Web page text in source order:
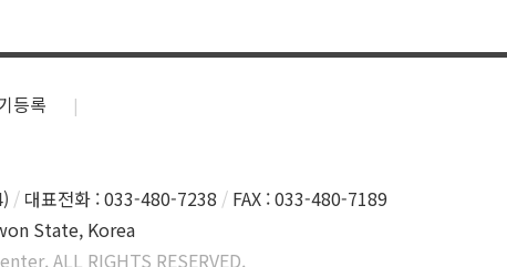
등록
대표전화 : 033-480-7238
FAX : 033-480-7189
State, Korea
ALL RIGHTS RESERVED.